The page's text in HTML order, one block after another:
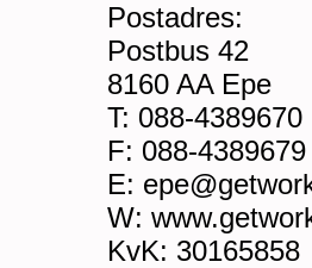
Postadres:
Postbus 42
8160 AA Epe
T: 088-4389670
F: 088-4389679
E:
W:
KvK: 30165858